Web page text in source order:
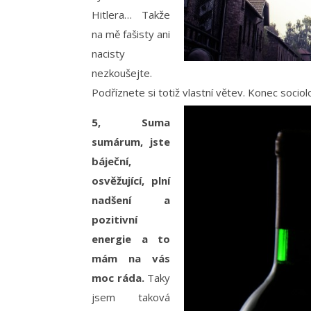
Hitlera… Takže
na mě fašisty ani
nacisty
nezkoušejte.
Podříznete si totiž vlastní větev. Konec
5, Suma
sumárum, jste
báječní,
osvěžující, plní
nadšení a
pozitivní
energie a to
mám na vás
moc ráda.Taky
jsem taková